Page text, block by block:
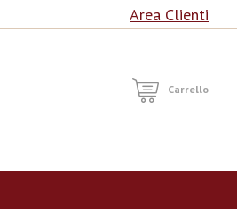
Area Clienti
Carrello